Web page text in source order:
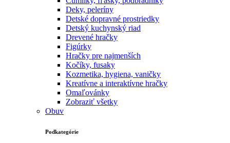
Deky, peleríny
Detské dopravné prostriedky
Detský kuchynský riad
Drevené hračky
Figúrky
Hračky pre najmenších
Kočíky, fusaky
Kozmetika, hygiena, vaničky
Kreatívne a interaktívne hračky
Omaľovánky
Zobraziť všetky
Obuv
Podkategórie